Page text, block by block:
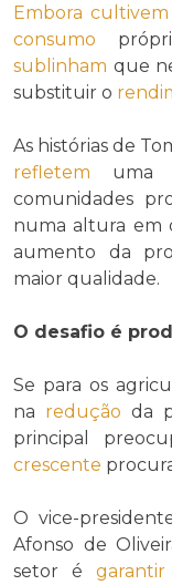
Embora cultivem
consumo
sublinham que
substituir o
As histórias de
refletem uma
comunidades
numa altura em
aumento da
maior qualidade.
O desafio é
Se para os
na redução da
principal
crescente
O vice-
Afonso de
setor é garantir